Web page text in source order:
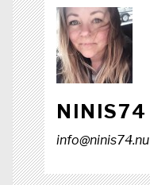
NINIS74
info@ninis74.nu